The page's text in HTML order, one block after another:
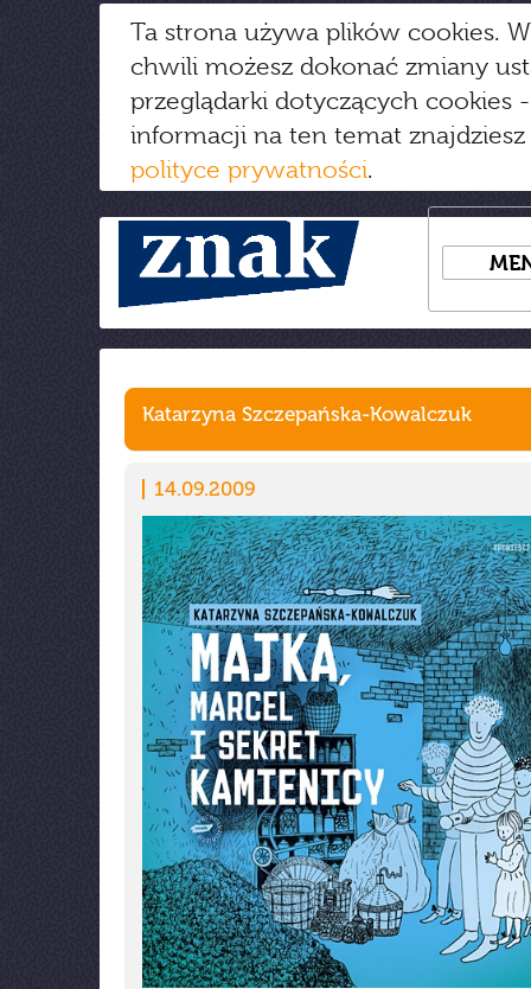
Ta strona używa plików cookies.
chwili możesz dokonać zmiany
przeglądarki dotyczących cookies
informacji na ten temat
polityce prywatności.
Katarzyna Szczepańska-Kowalczuk
14.09.2009